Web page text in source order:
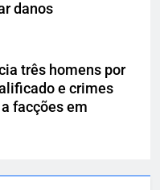
danos
três homens por
e crimes
facções em